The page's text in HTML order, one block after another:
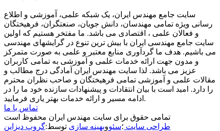
سایت جامع مهندس ایران، یک شبکه علمی، آموزشی و اطلاع
رسانی ویژه تمامی مهندسان، دانش جویان، صنعتگران، فرهیختگان
و فعالان علمی ، اقتصادی می باشد. ما مفتخر هستیم که اولین
سایت جامع مهندسی ایران با بیش ترین تنوع در گرایشهای مهندسی
می باشیم. هدف ما گردآوری منابع معتبر و علمی به صورت متمرکز
و مدون جهت ارائه خدمات علمی و آموزشی به تمامی کاربران
عزیز می باشد. لذا سایت مهندس ایران آمادگی درج مطالب و
مقالات علمی و آموزشی تمامی فرهیختگان و صاحب نظران محترم
را دارد. امید است با بیان انتقادات و پیشنهادات سازنده خود ما را در
ادامه مسیر و ارائه خدمات بهتر یاری فرمایید.
تماس با ما
تمامی حقوق برای سایت مهندس ایران محفوظ است
طراحی سایت ؛سئووبهینه سازی توسط:گروپ دیزاین